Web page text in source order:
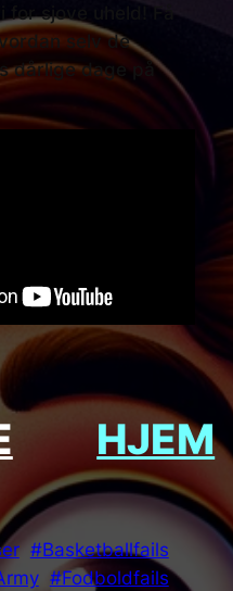
sjove uheld! Få
selv de
dårlige dage på
HJEM
#Basketballfails
#Fodboldfails